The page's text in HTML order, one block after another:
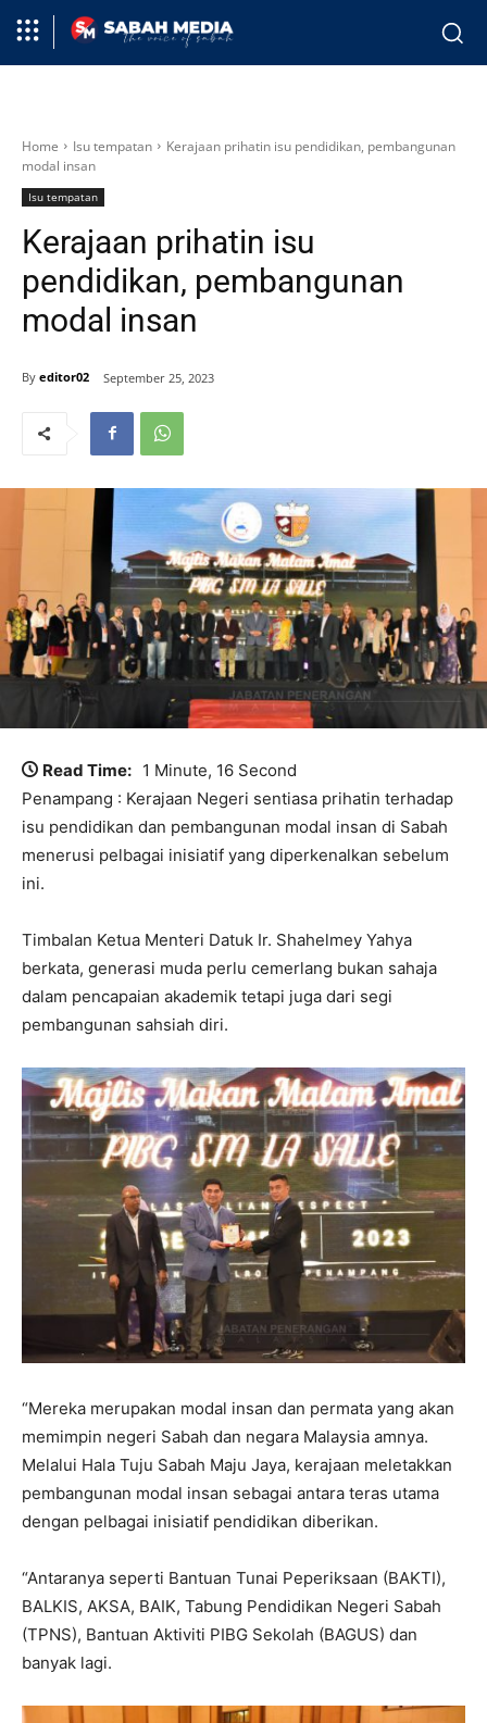
Home Isu tempatan
Kerajaan prihatin isu pendidikan, pembangunan
modal insan
Isu tempatan
Kerajaan prihatin isu
pendidikan, pembangunan
modal insan
By editor02 September 25, 2023
Read Time: 1 Minute, 16 Second
Penampang : Kerajaan Negeri sentiasa prihatin terhadap
isu pendidikan dan pembangunan modal insan di Sabah
menerusi pelbagai inisiatif yang diperkenalkan sebelum
ini.
Timbalan Ketua Menteri Datuk Ir. Shahelmey Yahya
berkata, generasi muda perlu cemerlang bukan sahaja
dalam pencapaian akademik tetapi juga dari segi
pembangunan sahsiah diri.
“Mereka merupakan modal insan dan permata yang akan
memimpin negeri Sabah dan negara Malaysia amnya.
Melalui Hala Tuju Sabah Maju Jaya, kerajaan meletakkan
pembangunan modal insan sebagai antara teras utama
dengan pelbagai inisiatif pendidikan diberikan.
“Antaranya seperti Bantuan Tunai Peperiksaan (BAKTI),
BALKIS, AKSA, BAIK, Tabung Pendidikan Negeri Sabah
(TPNS), Bantuan Aktiviti PIBG Sekolah (BAGUS) dan
banyak lagi.